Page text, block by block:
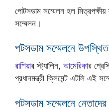
পোটসডাম সম্মেলন হল মিত্রপক্ষীয়
সম্মেলন।
পটসডাম সম্মেলনে উপস্থিত
রাশিয়ার স্ট্যালিন, আমেরিকার
প্রধানমন্ত্রী ক্লিমেন্ট এটলি এই
পটসডাম সম্মেলনে নেতাদের